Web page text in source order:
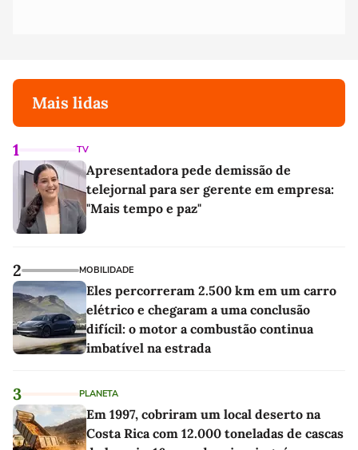
Mais lidas
1 TV
Apresentadora pede demissão de
telejornal para ser gerente em empresa:
"Mais tempo e paz"
2 MOBILIDADE
Eles percorreram 2.500 km em um carro
elétrico e chegaram a uma conclusão
difícil: o motor a combustão continua
imbatível na estrada
3 PLANETA
Em 1997, cobriram um local deserto na
Costa Rica com 12.000 toneladas de cascas